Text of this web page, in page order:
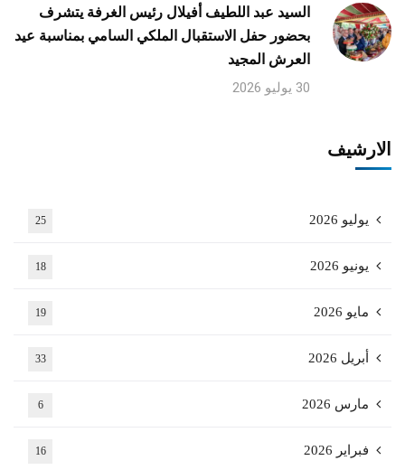
السيد عبد اللطيف أفيلال رئيس الغرفة يتشرف
بحضور حفل الاستقبال الملكي السامي بمناسبة عيد
العرش المجيد
30 يوليو 2026
الارشيف
يوليو 2026 25
يونيو 2026 18
مايو 2026 19
أبريل 2026 33
مارس 2026 6
فبراير 2026 16